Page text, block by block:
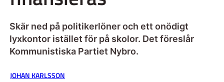
Skär ned på politikerlöner och ett onödigt
lyxkontor istället för på skolor. Det föreslår
Kommunistiska Partiet Nybro.
JOHAN KARLSSON